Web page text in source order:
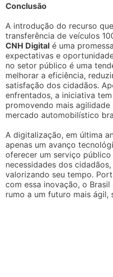
Conclusão
A introdução do recurso
transferência de veículos
CNH Digital é uma
expectativas e
no setor público é uma
melhorar a eficiência,
satisfação dos cidadãos.
enfrentados, a iniciativa
promovendo mais agilidade
mercado automobilístico
A digitalização, em última
apenas um avanço
oferecer um serviço público
necessidades dos
valorizando seu tempo.
com essa inovação, o
rumo a um futuro mais ágil,